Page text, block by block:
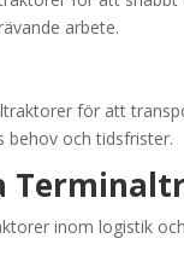
arbete.
för att
behov och tidsfrister.
inom logistik